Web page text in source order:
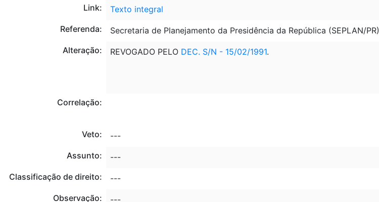
Link:
Texto integral
Referenda:
Secretaria de Planejamento da Presidência da República (SEPLAN/PR)
Alteração:
REVOGADO PELO DEC. S/N - 15/02/1991.
Correlação:
Veto:
---
Assunto:
---
Classificação de direito:
---
Observação:
---